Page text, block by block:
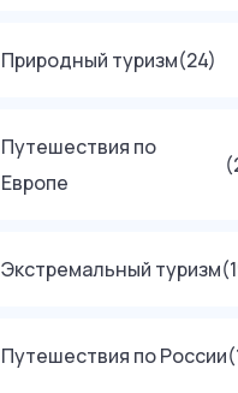
Природный туризм(24)
Путешествия по
Европе
Экстремальный туризм
Путешествия по России